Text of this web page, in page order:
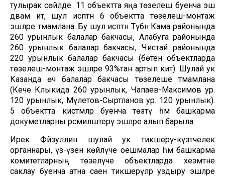
тулырак сөйләде. 11 объектта яңа төзелеш буенча эш
дәвам итә, шул исәптән 6 объектта төзелеш-монтаж
эшләре тәмамлана. Бу шул исәптән Түбән Кама районында
260 урынлык балалар бакчасы, Алабуга районында
260 урынлык балалар бакчасы, Чистай районында
220 урынлык балалар бакчасы (бөтен объектларда
төзелеш-монтаж эшләре 93%тан артып китә). Шулай ук
Казанда өч балалар бакчасы төзелеше тәмамлана
(Кече Клыкида 260 урынлык, Чапаев-Максимов ур.
120 урынлык, Мәүлетов-Сыртланов ур. 120 урынлык).
5 объектта кисәтмәләр буенча төзәтү һәм башкарма
докуметларны рәсмиләштерү эшләре алып барыла.
Ирек Фәйзуллин шулай ук тикшерү-күзәтчелек
органнары, үз-үзен көйләүче оешмалар һәм башкарма
комитетларның төзелүче объектларда хезмәтне
саклау буенча атна саен тикшерүләр уздыру эшләре